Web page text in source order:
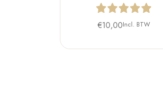
€10,00Incl. BTW